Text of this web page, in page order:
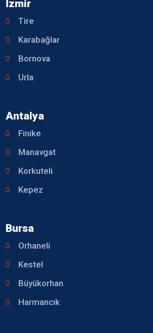
İzmir
Tire
Karabağlar
Bornova
Urla
Antalya
Finike
Manavgat
Korkuteli
Kepez
Bursa
Orhaneli
Kestel
Büyükorhan
Harmancık